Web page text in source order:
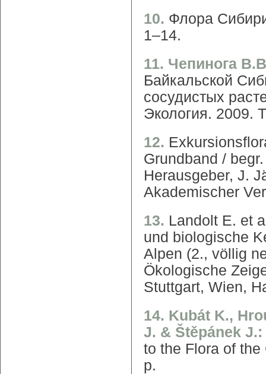
10. Флора
1–14.
11. Чепинога
Байкальской
сосудистых
Экология. 2009.
12.
Grundband /
Herausgeber, J.
Akademischer
13. Landolt E. et
und biologische
Alpen (2., völlig
Ökologische
Stuttgart, Wien,
14. Kubát K.,
J. & Štěpánek J.:
to the Flora of
p.